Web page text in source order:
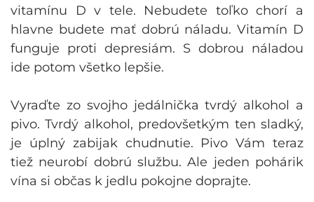
vitamínu D v tele. Nebudete toľko chorí a
hlavne budete mať dobrú náladu. Vitamín D
funguje proti depresiám. S dobrou náladou
ide potom všetko lepšie.
Vyraďte zo svojho jedálnička tvrdý alkohol a
pivo. Tvrdý alkohol, predovšetkým ten sladký,
je úplný zabijak chudnutie. Pivo Vám teraz
tiež neurobí dobrú službu. Ale jeden pohárik
vína si občas k jedlu pokojne doprajte.